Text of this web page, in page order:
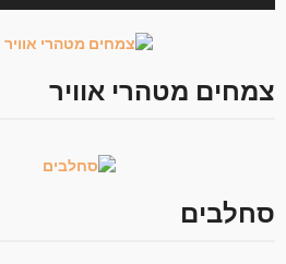
צמחים מטהרי אוויר
סחלבים